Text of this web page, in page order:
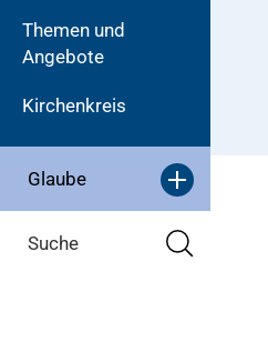
Themen und
Angebote
Kirchenkreis
Glaube
Suche